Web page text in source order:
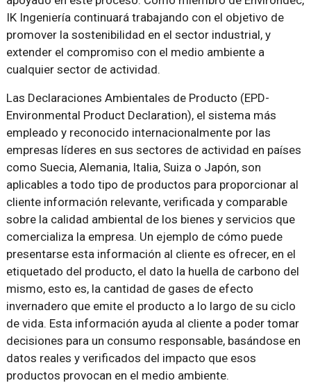
IK Ingeniería continuará trabajando con el objetivo de
promover la sostenibilidad en el sector industrial, y
extender el compromiso con el medio ambiente a
cualquier sector de actividad.
Las Declaraciones Ambientales de Producto (EPD-
Environmental Product Declaration), el sistema más
empleado y reconocido internacionalmente por las
empresas líderes en sus sectores de actividad en países
como Suecia, Alemania, Italia, Suiza o Japón, son
aplicables a todo tipo de productos para proporcionar al
cliente información relevante, verificada y comparable
sobre la calidad ambiental de los bienes y servicios que
comercializa la empresa. Un ejemplo de cómo puede
presentarse esta información al cliente es ofrecer, en el
etiquetado del producto, el dato la huella de carbono del
mismo, esto es, la cantidad de gases de efecto
invernadero que emite el producto a lo largo de su ciclo
de vida. Esta información ayuda al cliente a poder tomar
decisiones para un consumo responsable, basándose en
datos reales y verificados del impacto que esos
productos provocan en el medio ambiente.